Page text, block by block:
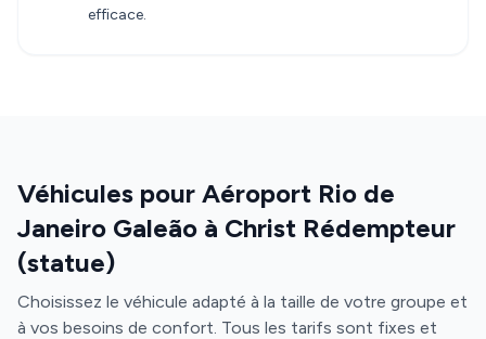
efficace.
Véhicules pour Aéroport Rio de
Janeiro Galeão à Christ Rédempteur
(statue)
Choisissez le véhicule adapté à la taille de votre groupe et
à vos besoins de confort. Tous les tarifs sont fixes et